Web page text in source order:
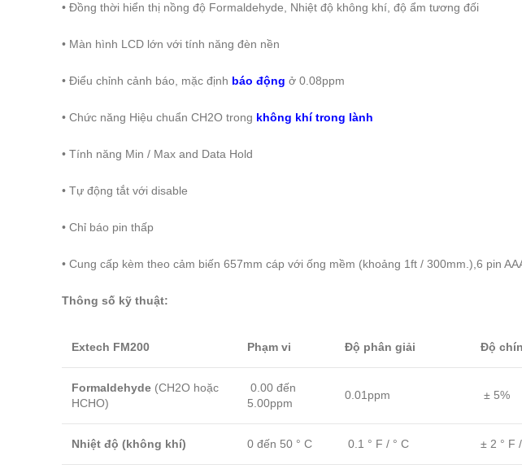
• Đồng thời hiển thị nồng độ Formaldehyde, Nhiệt độ không khí, độ ẩm tương đối
• Màn hình LCD lớn với tính năng đèn nền
• Điểu chỉnh cảnh báo, mặc định báo động ở 0.08ppm
• Chức năng Hiệu chuẩn CH2O trong không khí trong lành
• Tính năng Min / Max and Data Hold
• Tự động tắt với disable
• Chỉ báo pin thấp
• Cung cấp kèm theo cảm biến 657mm cáp với ống mềm (khoảng 1ft / 300mm.),6 pin
Thông số kỹ thuật:
Extech FM200 Phạm vi Độ phân giải Độ
Formaldehyde (CH2O hoặc
HCHO)
0.00 đến
5.00ppm
0.01ppm ± 5%
Nhiệt độ (không khí) 0 đến 50 ° C 0.1 ° F / ° C ± 2 ° F